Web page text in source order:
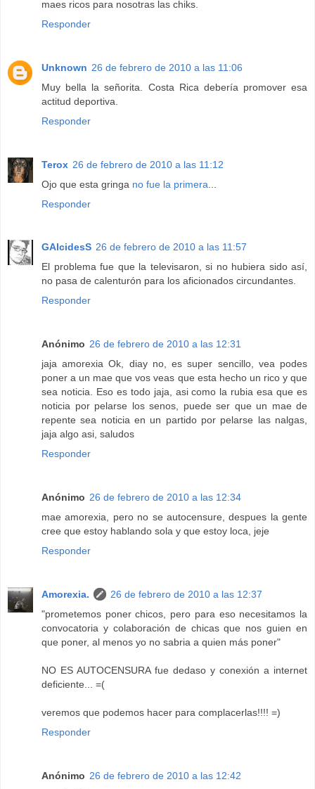
maes ricos para nosotras las chiks.
Responder
Unknown 26 de febrero de 2010 a las 11:06
Muy bella la señorita. Costa Rica debería promover esa
actitud deportiva.
Responder
Terox 26 de febrero de 2010 a las 11:12
Ojo que esta gringa no fue la primera
Responder
GAlcidesS 26 de febrero de 2010 a las 11:57
El problema fue que la televisaron, si no hubiera sido así,
no pasa de calenturón para los aficionados circundantes.
Responder
Anónimo 26 de febrero de 2010 a las 12:31
jaja amorexia Ok, diay no, es super sencillo, vea podes
poner a un mae que vos veas que esta hecho un rico y que
sea noticia. Eso es todo jaja, asi como la rubia esa que es
noticia por pelarse los senos, puede ser que un mae de
repente sea noticia en un partido por pelarse las nalgas,
jaja algo asi, saludos
Responder
Anónimo 26 de febrero de 2010 a las 12:34
mae amorexia, pero no se autocensure, despues la gente
cree que estoy hablando sola y que estoy loca, jeje
Responder
Amorexia.
26 de febrero de 2010 a las 12:37
"prometemos poner chicos, pero para eso necesitamos la
convocatoria y colaboración de chicas que nos guien en
que poner, al menos yo no sabria a quien más poner"
NO ES AUTOCENSURA fue dedaso y conexión a internet
deficiente... =(
veremos que podemos hacer para complacerlas!!!! =)
Responder
Anónimo 26 de febrero de 2010 a las 12:42